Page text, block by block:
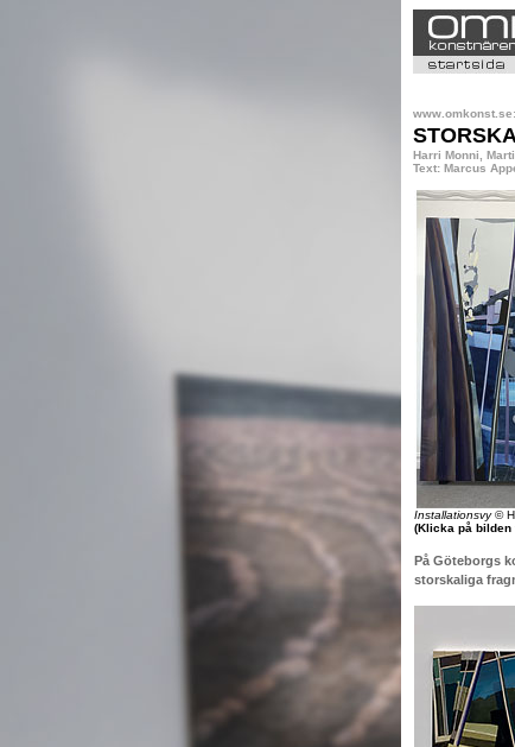
www.omkonst.se:
Harri Monni,
Text: Marcus
Installationsvy©
(Klicka på bilden
På Göteborgs
storskaliga